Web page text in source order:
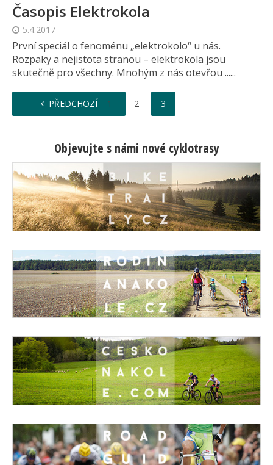
Časopis Elektrokola
5.4.2017
První speciál o fenoménu „elektrokolo“ u nás.
Rozpaky a nejistota stranou – elektrokola jsou
skutečně pro všechny. Mnohým z nás otevřou ......
PŘEDCHOZÍ 1 2 3
Objevujte s námi nové cyklotrasy